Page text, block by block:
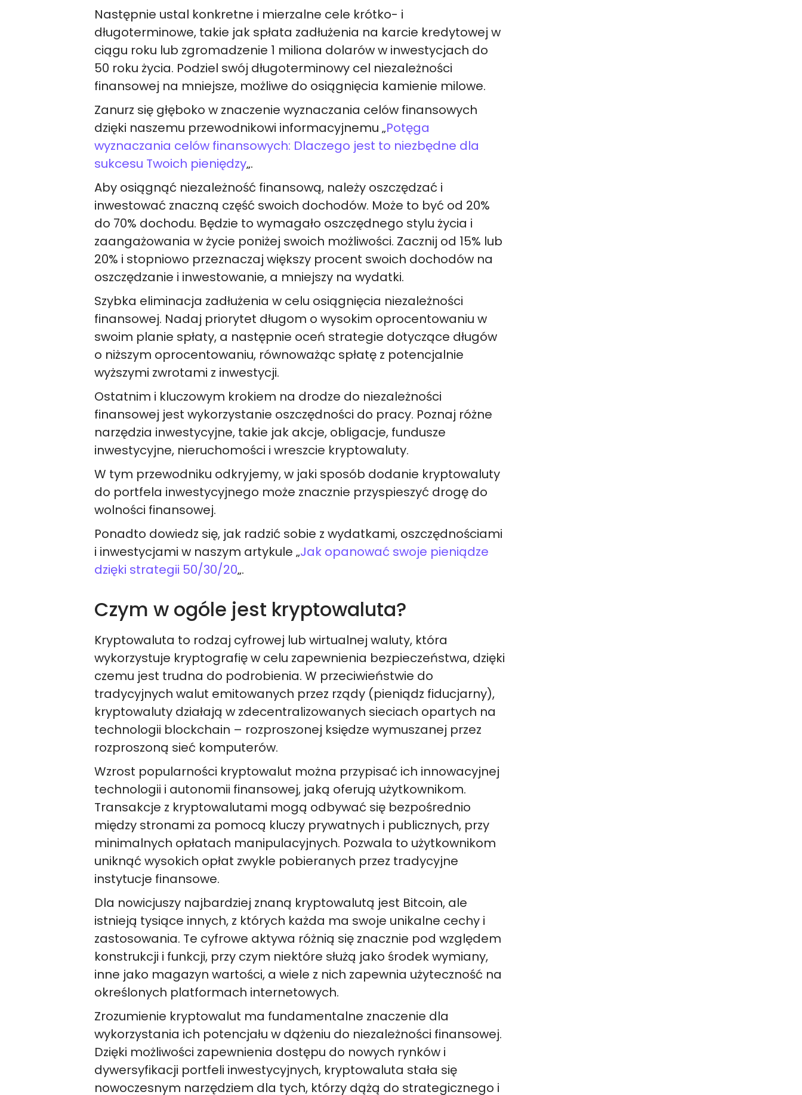
Następnie ustal konkretne i mierzalne cele krótko- i
długoterminowe, takie jak spłata zadłużenia na karcie kredytowej w
ciągu roku lub zgromadzenie 1 miliona dolarów w inwestycjach do
50 roku życia. Podziel swój długoterminowy cel niezależności
finansowej na mniejsze, możliwe do osiągnięcia kamienie milowe.
Zanurz się głęboko w znaczenie wyznaczania celów finansowych
dzięki naszemu przewodnikowi informacyjnemu „Potęga
wyznaczania celów finansowych: Dlaczego jest to niezbędne dla
sukcesu Twoich pieniędzy„.
Aby osiągnąć niezależność finansową, należy oszczędzać i
inwestować znaczną część swoich dochodów. Może to być od 20%
do 70% dochodu. Będzie to wymagało oszczędnego stylu życia i
zaangażowania w życie poniżej swoich możliwości. Zacznij od 15% lub
20% i stopniowo przeznaczaj większy procent swoich dochodów na
oszczędzanie i inwestowanie, a mniejszy na wydatki.
Szybka eliminacja zadłużenia w celu osiągnięcia niezależności
finansowej. Nadaj priorytet długom o wysokim oprocentowaniu w
swoim planie spłaty, a następnie oceń strategie dotyczące długów
o niższym oprocentowaniu, równoważąc spłatę z potencjalnie
wyższymi zwrotami z inwestycji.
Ostatnim i kluczowym krokiem na drodze do niezależności
finansowej jest wykorzystanie oszczędności do pracy. Poznaj różne
narzędzia inwestycyjne, takie jak akcje, obligacje, fundusze
inwestycyjne, nieruchomości i wreszcie kryptowaluty.
W tym przewodniku odkryjemy, w jaki sposób dodanie kryptowaluty
do portfela inwestycyjnego może znacznie przyspieszyć drogę do
wolności finansowej.
Ponadto dowiedz się, jak radzić sobie z wydatkami, oszczędnościami
i inwestycjami w naszym artykule „Jak opanować swoje pieniądze
dzięki strategii 50/30/20„.
Czym w ogóle jest kryptowaluta?
Kryptowaluta to rodzaj cyfrowej lub wirtualnej waluty, która
wykorzystuje kryptografię w celu zapewnienia bezpieczeństwa, dzięki
czemu jest trudna do podrobienia. W przeciwieństwie do
tradycyjnych walut emitowanych przez rządy (pieniądz fiducjarny),
kryptowaluty działają w zdecentralizowanych sieciach opartych na
technologii blockchain – rozproszonej księdze wymuszanej przez
rozproszoną sieć komputerów.
Wzrost popularności kryptowalut można przypisać ich innowacyjnej
technologii i autonomii finansowej, jaką oferują użytkownikom.
Transakcje z kryptowalutami mogą odbywać się bezpośrednio
między stronami za pomocą kluczy prywatnych i publicznych, przy
minimalnych opłatach manipulacyjnych. Pozwala to użytkownikom
uniknąć wysokich opłat zwykle pobieranych przez tradycyjne
instytucje finansowe.
Dla nowicjuszy najbardziej znaną kryptowalutą jest Bitcoin, ale
istnieją tysiące innych, z których każda ma swoje unikalne cechy i
zastosowania. Te cyfrowe aktywa różnią się znacznie pod względem
konstrukcji i funkcji, przy czym niektóre służą jako środek wymiany,
inne jako magazyn wartości, a wiele z nich zapewnia użyteczność na
określonych platformach internetowych.
Zrozumienie kryptowalut ma fundamentalne znaczenie dla
wykorzystania ich potencjału w dążeniu do niezależności finansowej.
Dzięki możliwości zapewnienia dostępu do nowych rynków i
dywersyfikacji portfeli inwestycyjnych, kryptowaluta stała się
nowoczesnym narzędziem dla tych, którzy dążą do strategicznego i